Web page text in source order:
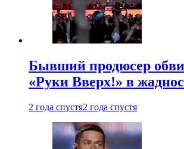
Бывший продюсер
«Руки Вверх!» в
2 года спустя2 года спустя